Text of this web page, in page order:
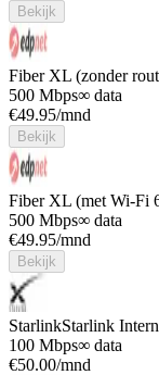
Bekijk
Fiber XL (zonder
500 Mbps∞ data
€49.95/mnd
Bekijk
Fiber XL (met Wi-Fi
500 Mbps∞ data
€49.95/mnd
Bekijk
StarlinkStarlink
100 Mbps∞ data
€50.00/mnd